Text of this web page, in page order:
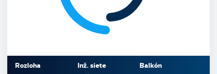
Rozloha Inž. siete Balkón